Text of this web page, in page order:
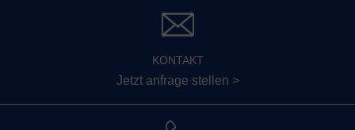
KONTAKT
Jetzt anfrage stellen >